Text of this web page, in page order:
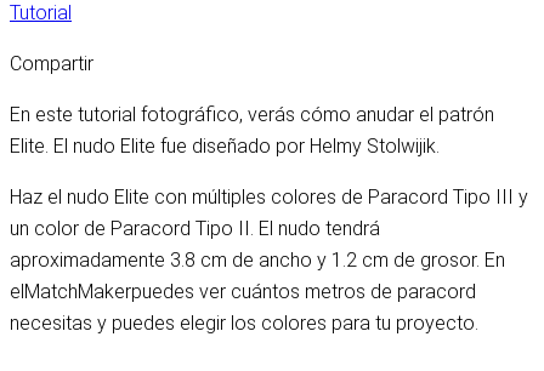
Tutorial
Compartir
En este tutorial fotográfico, verás cómo anudar el patrón
Elite. El nudo Elite fue diseñado por Helmy Stolwijik.
Haz el nudo Elite con múltiples colores de Paracord Tipo III y
un color de Paracord Tipo II. El nudo tendrá
aproximadamente 3.8 cm de ancho y 1.2 cm de grosor. En
el MatchMakerpuedes ver cuántos metros de paracord
necesitas y puedes elegir los colores para tu proyecto.